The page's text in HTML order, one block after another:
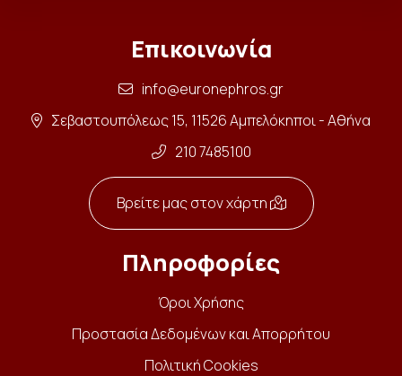
Επικοινωνία
info@euronephros.gr
Σεβαστουπόλεως 15, 11526 Αμπελόκηποι - Αθήνα
210 7485100
Βρείτε μας στον χάρτη
Πληροφορίες
Όροι Χρήσης
Προστασία Δεδομένων και Απορρήτου
Πολιτική Cookies